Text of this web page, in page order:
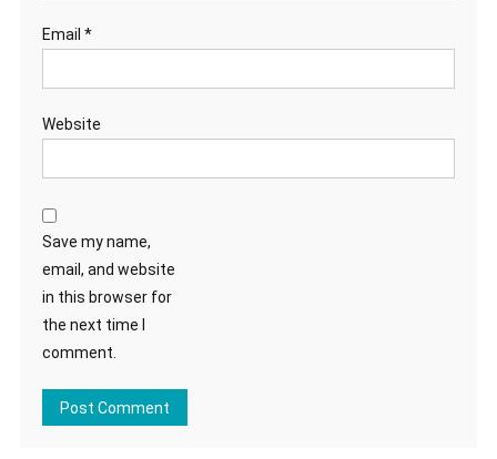
Email *
Website
Save my name,
email, and website
in this browser for
the next time I
comment.